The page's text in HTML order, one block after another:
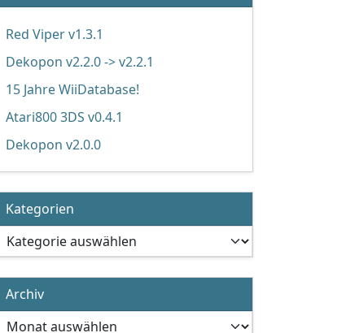
Red Viper v1.3.1
Dekopon v2.2.0 -> v2.2.1
15 Jahre WiiDatabase!
Atari800 3DS v0.4.1
Dekopon v2.0.0
Kategorien
Kategorien
Archiv
Archiv